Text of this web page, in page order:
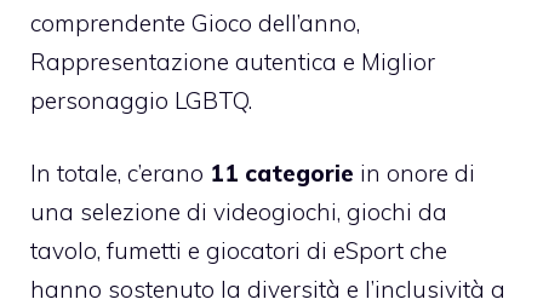
comprendente Gioco dell’anno,
Rappresentazione autentica e Miglior
personaggio LGBTQ.
In totale, c’erano 11 categorie in onore di
una selezione di videogiochi, giochi da
tavolo, fumetti e giocatori di eSport che
hanno sostenuto la diversità e l’inclusività a